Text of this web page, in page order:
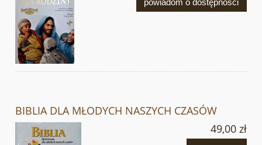
BIBLIA DLA MŁODYCH NASZYCH CZASÓW
49,00 zł